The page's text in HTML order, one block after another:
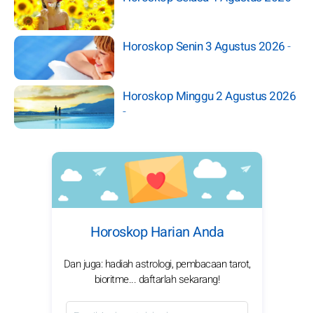
Horoskop Senin 3 Agustus 2026-
Horoskop Minggu 2 Agustus 2026
-
Horoskop Harian Anda
Dan juga: hadiah astrologi, pembacaan tarot,
bioritme... daftarlah sekarang!